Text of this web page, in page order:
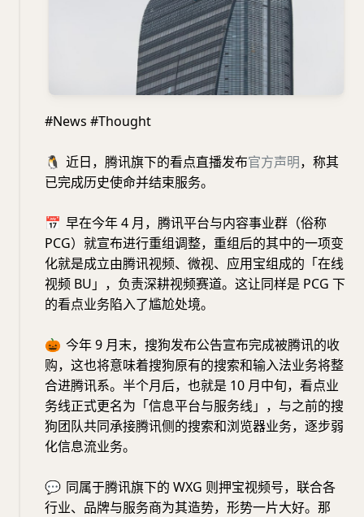
#News #Thought
🐧 近日，腾讯旗下的看点直播发布官方声明，称其
已完成历史使命并结束服务。
📅 早在今年 4 月，腾讯平台与内容事业群（俗称
PCG）就宣布进行重组调整，重组后的其中的一项变
化就是成立由腾讯视频、微视、应用宝组成的「在线
视频 BU」，负责深耕视频赛道。这让同样是 PCG 下
的看点业务陷入了尴尬处境。
🎃 今年 9 月末，搜狗发布公告宣布完成被腾讯的收
购，这也将意味着搜狗原有的搜索和输入法业务将整
合进腾讯系。半个月后，也就是 10 月中旬，看点业
务线正式更名为「信息平台与服务线」，与之前的搜
狗团队共同承接腾讯侧的搜索和浏览器业务，逐步弱
化信息流业务。
💬 同属于腾讯旗下的 WXG 则押宝视频号，联合各
行业、品牌与服务商为其造势，形势一片大好。那